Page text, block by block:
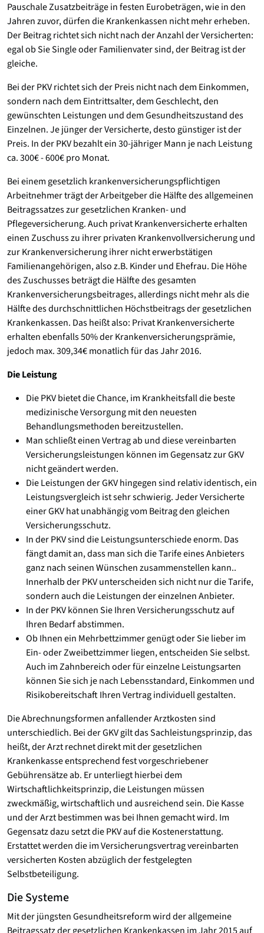
Pauschale Zusatzbeiträge in festen Eurobeträgen, wie in den
Jahren zuvor, dürfen die Krankenkassen nicht mehr erheben.
Der Beitrag richtet sich nicht nach der Anzahl der Versicherten:
egal ob Sie Single oder Familienvater sind, der Beitrag ist der
gleiche.
Bei der PKV richtet sich der Preis nicht nach dem Einkommen,
sondern nach dem Eintrittsalter, dem Geschlecht, den
gewünschten Leistungen und dem Gesundheitszustand des
Einzelnen. Je jünger der Versicherte, desto günstiger ist der
Preis. In der PKV bezahlt ein 30-jähriger Mann je nach Leistung
ca. 300€ - 600€ pro Monat.
Bei einem gesetzlich krankenversicherungspflichtigen
Arbeitnehmer trägt der Arbeitgeber die Hälfte des allgemeinen
Beitragssatzes zur gesetzlichen Kranken- und
Pflegeversicherung. Auch privat Krankenversicherte erhalten
einen Zuschuss zu ihrer privaten Krankenvollversicherung und
zur Krankenversicherung ihrer nicht erwerbstätigen
Familienangehörigen, also z.B. Kinder und Ehefrau. Die Höhe
des Zuschusses beträgt die Hälfte des gesamten
Krankenversicherungsbeitrages, allerdings nicht mehr als die
Hälfte des durchschnittlichen Höchstbeitrags der gesetzlichen
Krankenkassen. Das heißt also: Privat Krankenversicherte
erhalten ebenfalls 50% der Krankenversicherungsprämie,
jedoch max. 309,34€ monatlich für das Jahr 2016.
Die Leistung
Die PKV bietet die Chance, im Krankheitsfall die beste
medizinische Versorgung mit den neuesten
Behandlungsmethoden bereitzustellen.
Man schließt einen Vertrag ab und diese vereinbarten
Versicherungsleistungen können im Gegensatz zur GKV
nicht geändert werden.
Die Leistungen der GKV hingegen sind relativ identisch, ein
Leistungsvergleich ist sehr schwierig. Jeder Versicherte
einer GKV hat unabhängig vom Beitrag den gleichen
Versicherungsschutz.
In der PKV sind die Leistungsunterschiede enorm. Das
fängt damit an, dass man sich die Tarife eines Anbieters
ganz nach seinen Wünschen zusammenstellen kann..
Innerhalb der PKV unterscheiden sich nicht nur die Tarife,
sondern auch die Leistungen der einzelnen Anbieter.
In der PKV können Sie Ihren Versicherungsschutz auf
Ihren Bedarf abstimmen.
Ob Ihnen ein Mehrbettzimmer genügt oder Sie lieber im
Ein- oder Zweibettzimmer liegen, entscheiden Sie selbst.
Auch im Zahnbereich oder für einzelne Leistungsarten
können Sie sich je nach Lebensstandard, Einkommen und
Risikobereitschaft Ihren Vertrag individuell gestalten.
Die Abrechnungsformen anfallender Arztkosten sind
unterschiedlich. Bei der GKV gilt das Sachleistungsprinzip, das
heißt, der Arzt rechnet direkt mit der gesetzlichen
Krankenkasse entsprechend fest vorgeschriebener
Gebührensätze ab. Er unterliegt hierbei dem
Wirtschaftlichkeitsprinzip, die Leistungen müssen
zweckmäßig, wirtschaftlich und ausreichend sein. Die Kasse
und der Arzt bestimmen was bei Ihnen gemacht wird. Im
Gegensatz dazu setzt die PKV auf die Kostenerstattung.
Erstattet werden die im Versicherungsvertrag vereinbarten
versicherten Kosten abzüglich der festgelegten
Selbstbeteiligung.
Die Systeme
Mit der jüngsten Gesundheitsreform wird der allgemeine